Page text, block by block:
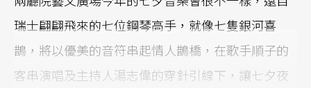
瑞士翩翩飛來的七位鋼琴高手，就像七隻銀河喜
鵲，將以優美的音符串起情人鵲橋，在歌手順子的
客串演唱及主持人湯志偉的穿針引線下，讓七夕夜